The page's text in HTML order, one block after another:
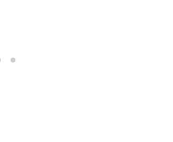
HanBeer」就特別為了想親